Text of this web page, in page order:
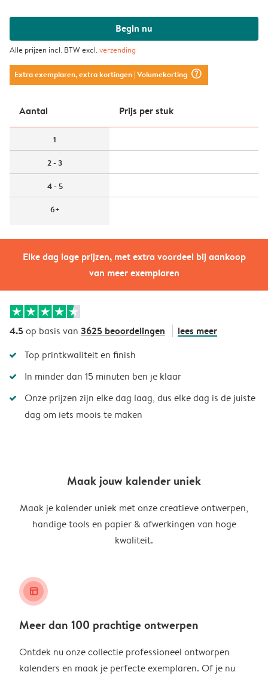
Elke dag lage prijzen, met extra voordeel bij aankoop
van meer exemplaren
Begin nu
Alle prijzen incl. BTW excl.verzending
Extra exemplaren, extra kortingen| Volumekorting question_mark_circle
Aantal Prijs per stuk
1
2 - 3
4 - 5
6+
4.5op basis van 3625 beoordelingen lees meer
Top printkwaliteit en finish
In minder dan 15 minuten ben je klaar
Onze prijzen zijn elke dag laag, dus elke dag is de juiste
dag om iets moois te maken
Maak jouw kalender uniek
Maak je kalender uniek met onze creatieve ontwerpen,
handige tools en papier & afwerkingen van hoge
kwaliteit.
layout_alt
Meer dan 100 prachtige ontwerpen
Ontdek nu onze collectie professioneel ontworpen
kalenders en maak je perfecte exemplaren. Of je nu